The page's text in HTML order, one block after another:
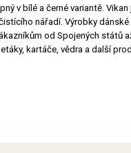
v bílé a černé variantě.
nářadí. Výrobky
od Spojených států
kartáče, vědra a další